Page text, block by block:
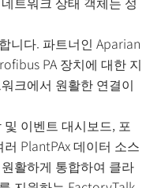
니다. 파트너인 Aparian
PA 장치에 대한 지
크에서 원활한 연결이
이벤트 대시보드, 포
PlantPAx 데이터 소스
활하게 통합하여 클라